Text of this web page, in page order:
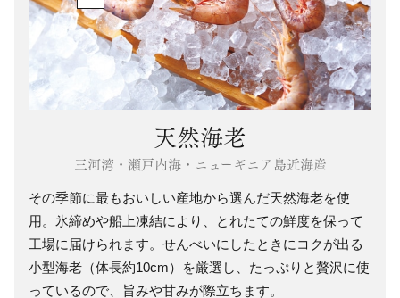
天然海老
三河湾・瀬戸内海・ニューギニア島近海産
その季節に最もおいしい産地から選んだ天然海老を使
用。氷締めや船上凍結により、とれたての鮮度を保って
工場に届けられます。せんべいにしたときにコクが出る
小型海老（体長約10cm）を厳選し、たっぷりと贅沢に使
っているので、旨みや甘みが際立ちます。